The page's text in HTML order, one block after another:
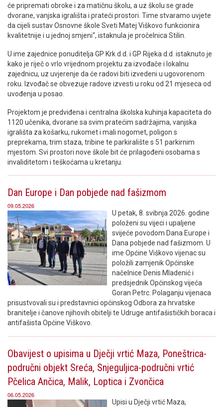
će pripremati obroke i za matičnu školu, a uz školu se grade
dvorane, vanjska igrališta i prateći prostori. Time stvaramo uvjete
da cijeli sustav Osnovne škole Sveti Matej Viškovo funkcionira
kvalitetnije i u jednoj smjeni“, istaknula je pročelnica Stilin.
U ime zajednice ponuditelja GP Krk d.d. i GP Rijeka d.d. istaknuto je
kako je riječ o vrlo vrijednom projektu za izvođače i lokalnu
zajednicu, uz uvjerenje da će radovi biti izvedeni u ugovorenom
roku. Izvođač se obvezuje radove izvesti u roku od 21 mjeseca od
uvođenja u posao.
Projektom je predviđena i centralna školska kuhinja kapaciteta do
1120 učenika, dvorane sa svim pratećim sadržajima, vanjska
igrališta za košarku, rukomet i mali nogomet, poligon s
preprekama, trim staza, tribine te parkiralište s 51 parkirnim
mjestom. Svi prostori nove škole bit će prilagođeni osobama s
invaliditetom i teškoćama u kretanju.
Dan Europe i Dan pobjede nad fašizmom
09.05.2026
U petak, 8. svibnja 2026. godine
položeni su vijeci i upaljene
svijeće povodom Dana Europe i
Dana pobjede nad fašizmom. U
ime Općine Viškovo vijenac su
položili zamjenik Općinske
načelnice Denis Mladenić i
predsjednik Općinskog vijeća
Goran Petrc. Polaganju vijenaca
prisustvovali su i predstavnici općinskog Odbora za hrvatske
branitelje i čanove njihovih obitelji te Udruge antifašističkih boraca i
antifašista Općine Viškovo.
Obavijest o upisima u Dječji vrtić Maza, Poneštrica-
područni objekt Sreća, Snjeguljica-područni vrtić
Pčelica Ančica, Malik, Loptica i Zvončica
06.05.2026
Upisi u Dječji vrtić Maza,